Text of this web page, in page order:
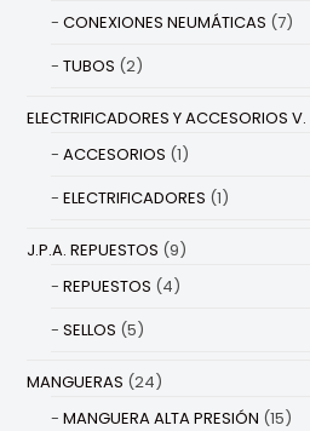
CONEXIONES NEUMÁTICAS (7)
TUBOS (2)
ELECTRIFICADORES Y ACCESORIOS V.
ACCESORIOS (1)
ELECTRIFICADORES (1)
J.P.A. REPUESTOS (9)
REPUESTOS (4)
SELLOS (5)
MANGUERAS (24)
MANGUERA ALTA PRESIÓN (15)